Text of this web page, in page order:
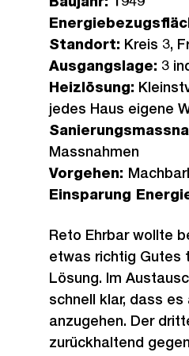
Standort: Kreis 3,
Ausgangslage: 3
Heizlösung:
jedes Haus eigene
Massnahmen
Vorgehen:
Einsparung
Reto Ehrbar wollte
etwas richtig Gutes
Lösung. Im
schnell klar, dass
anzugehen. Der
zurückhaltend